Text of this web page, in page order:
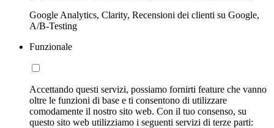
Google Analytics, Clarity, Recensioni dei clienti su Google,
A/B-Testing
Funzionale
Accettando questi servizi, possiamo fornirti feature che vanno
oltre le funzioni di base e ti consentono di utilizzare
comodamente il nostro sito web. Con il tuo consenso, su
questo sito web utilizziamo i seguenti servizi di terze parti: